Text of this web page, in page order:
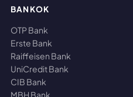
BANKOK
OTP Bank
Erste Bank
Raiffeisen Bank
UniCredit Bank
CIB Bank
MBH Bank